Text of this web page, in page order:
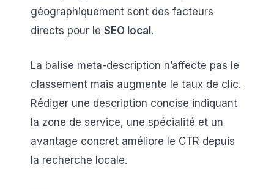
géographiquement sont des facteurs
directs pour le SEO local .
La balise meta-description n’affecte pas le
classement mais augmente le taux de clic.
Rédiger une description concise indiquant
la zone de service, une spécialité et un
avantage concret améliore le CTR depuis
la recherche locale.